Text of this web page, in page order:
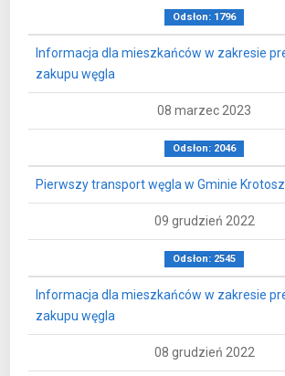
Odsłon: 1796
Informacja dla mieszkańców w zakresie
zakupu węgla
08 marzec 2023
Odsłon: 2046
Pierwszy transport węgla w Gminie
09 grudzień 2022
Odsłon: 2545
Informacja dla mieszkańców w zakresie
zakupu węgla
08 grudzień 2022